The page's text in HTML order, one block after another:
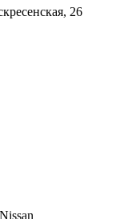
26
Nissan